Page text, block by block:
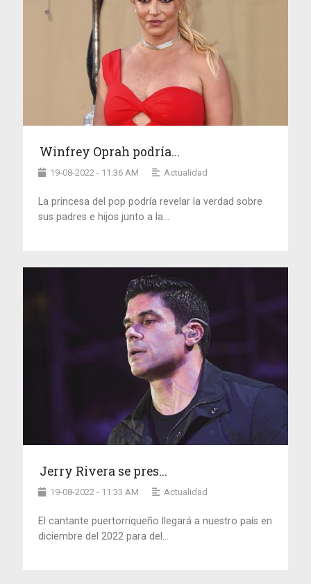
Winfrey Oprah podría...
19-08-2022 - 11:36 AM Actualidad
La princesa del pop podría revelar la verdad sobre
sus padres e hijos junto a la...
Jerry Rivera se pres...
19-08-2022 - 11:33 AM Actualidad
El cantante puertorriqueño llegará a nuestro país en
diciembre del 2022 para del...